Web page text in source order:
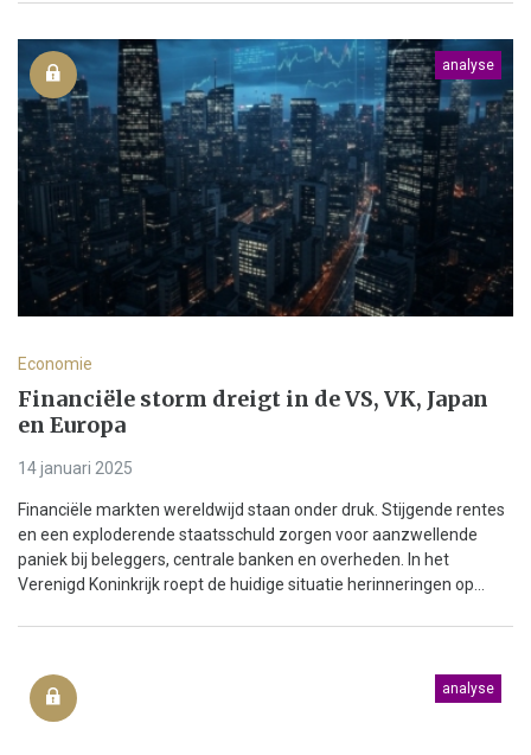
analyse
Economie
Financiële storm dreigt in de VS, VK, Japan
en Europa
14 januari 2025
Financiële markten wereldwijd staan onder druk. Stijgende rentes
en een exploderende staatsschuld zorgen voor aanzwellende
paniek bij beleggers, centrale banken en overheden. In het
Verenigd Koninkrijk roept de huidige situatie herinneringen op...
analyse